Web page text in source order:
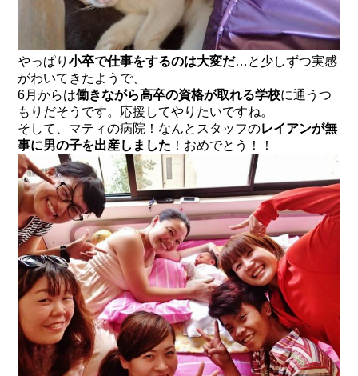
やっぱり小卒で仕事をするのは大変だ…と少しずつ実感
がわいてきたようで、
6月からは働きながら高卒の資格が取れる学校に通うつ
もりだそうです。応援してやりたいですね。
そして、マティの病院！なんとスタッフのレイアンが無
事に男の子を出産しました ！おめでとう！！